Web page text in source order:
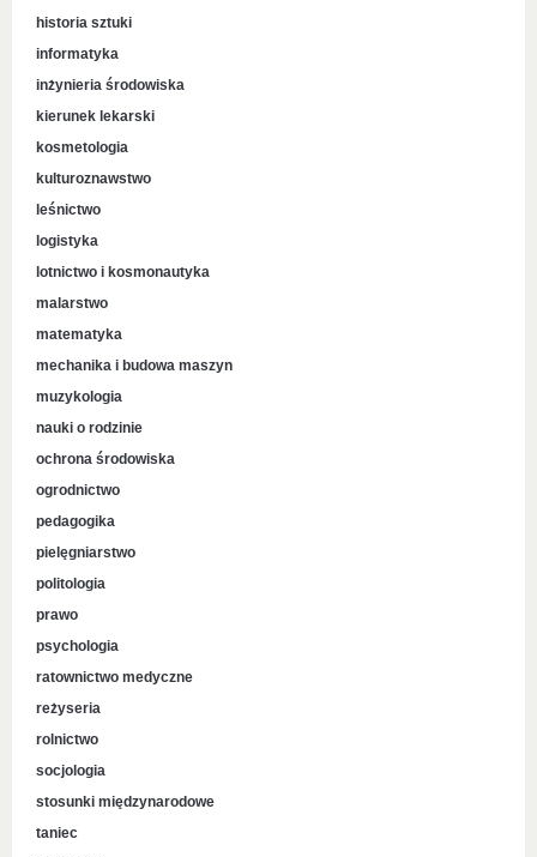
historia sztuki
informatyka
inżynieria środowiska
kierunek lekarski
kosmetologia
kulturoznawstwo
leśnictwo
logistyka
lotnictwo i kosmonautyka
malarstwo
matematyka
mechanika i budowa maszyn
muzykologia
nauki o rodzinie
ochrona środowiska
ogrodnictwo
pedagogika
pielęgniarstwo
politologia
prawo
psychologia
ratownictwo medyczne
reżyseria
rolnictwo
socjologia
stosunki międzynarodowe
taniec